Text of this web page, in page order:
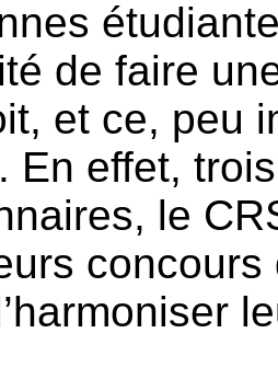
de faire
et ce, peu
En effet,
le